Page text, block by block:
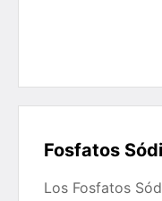
Fosfatos
Los Fosfatos